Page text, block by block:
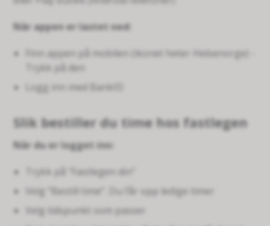
Når appen er lastet ned:
Finn appen på mobilen (ikonet heter Helsenorge) -
Trykk på den
Logg inn med BankID
Slik bestiller du time hos fastlegen
Når du er logget inn:
Trykk på “Fastlegen din”
Velg “Bestill time”. Du får opp ledige timer
Velg tidspunkt som passer